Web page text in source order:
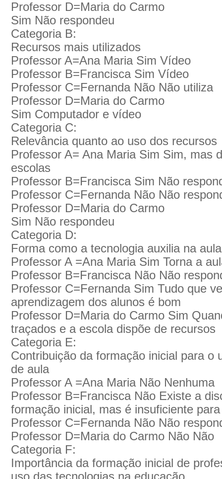
Professor D=Maria do Carmo
Sim Não respondeu
Categoria B:
Recursos mais utilizados
Professor A=Ana Maria Sim Vídeo
Professor B=Francisca Sim Vídeo
Professor C=Fernanda Não Não utiliza
Professor D=Maria do Carmo
Sim Computador e vídeo
Categoria C:
Relevância quanto ao uso dos recursos
Professor A= Ana Maria Sim Sim, mas
escolas
Professor B=Francisca Sim Não
Professor C=Fernanda Não Não
Professor D=Maria do Carmo
Sim Não respondeu
Categoria D:
Forma como a tecnologia auxilia na aula
Professor A =Ana Maria Sim Torna a
Professor B=Francisca Não Não
Professor C=Fernanda Sim Tudo que
aprendizagem dos alunos é bom
Professor D=Maria do Carmo Sim
traçados e a escola dispõe de recursos
Categoria E:
Contribuição da formação inicial para o
de aula
Professor A =Ana Maria Não Nenhuma
Professor B=Francisca Não Existe a
formação inicial, mas é insuficiente
Professor C=Fernanda Não Não
Professor D=Maria do Carmo Não Não
Categoria F:
Importância da formação inicial de